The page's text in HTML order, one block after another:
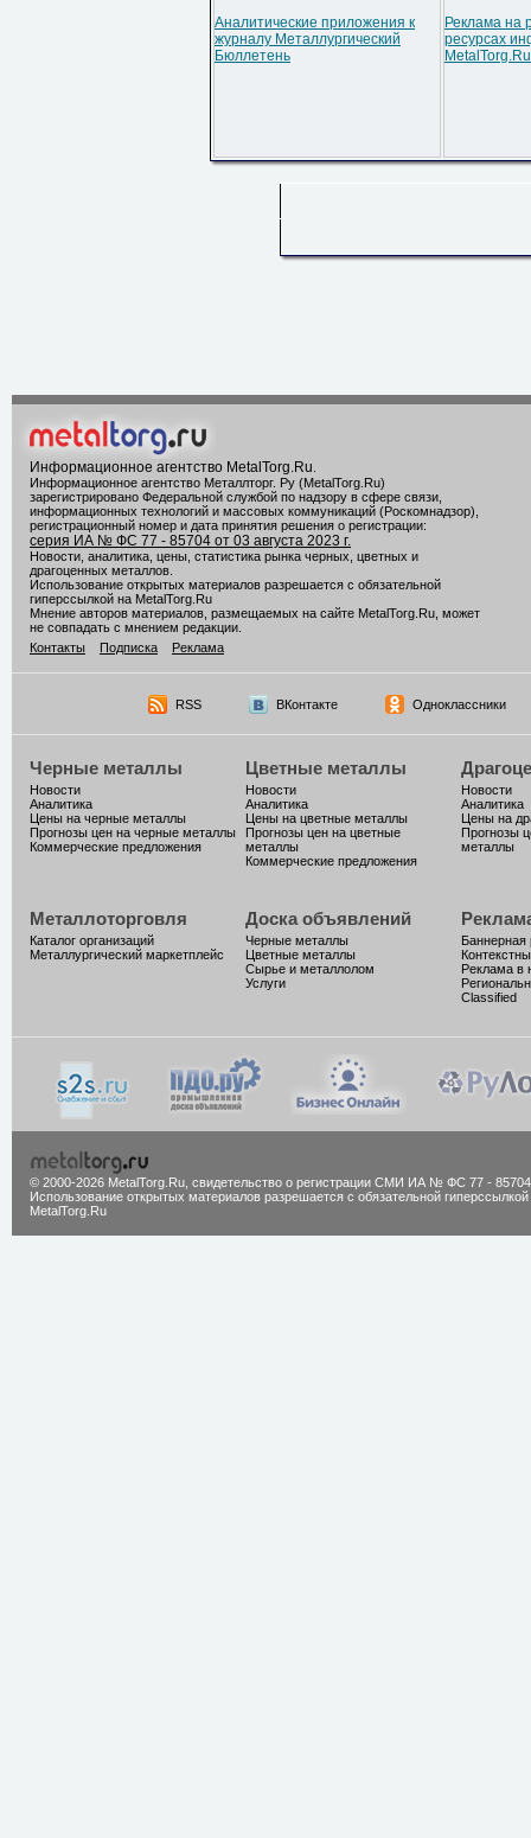
Аналитические приложения к
журналу Металлургический
Бюллетень
Реклама на
ресурсах
MetalTorg.Ru
Информационное агентство MetalTorg.Ru
Информационное агентство Металлторг. Ру (MetalTorg.Ru)
зарегистрировано Федеральной службой по надзору в сфере связи,
информационных технологий и массовых коммуникаций (Роскомнадзор),
регистрационный номер и дата принятия решения о регистрации:
серия ИА № ФС 77 - 85704 от 03 августа 2023 г.
Новости, аналитика, цены, статистика рынка черных, цветных и
драгоценных металлов.
Использование открытых материалов разрешается с обязательной
гиперссылкой на MetalTorg.Ru
Мнение авторов материалов, размещаемых на сайте MetalTorg.Ru, может
не совпадать с мнением редакции.
Контакты
Подписка Реклама
RSS ВКонтакте Одноклассники
Черные металлы
Новости
Аналитика
Цены на черные металлы
Прогнозы цен на черные металлы
Коммерческие предложения
Цветные металлы
Новости
Аналитика
Цены на цветные металлы
Прогнозы цен на цветные
металлы
Коммерческие предложения
Новости
Аналитика
Цены на
Прогнозы
металлы
Металлоторговля
Каталог организаций
Металлургический маркетплейс
Доска объявлений
Черные металлы
Цветные металлы
Сырье и металлолом
Услуги
Баннерная
Реклама в
Classified
© 2000-2026 MetalTorg.Ru, cвидетельство о регистрации СМИ ИА № ФС 77 - 85704
Использование открытых материалов разрешается с обязательной гиперссылкой
MetalTorg.Ru